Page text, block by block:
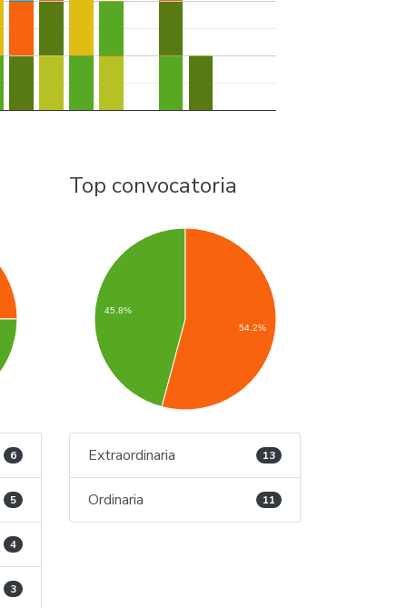
6
5
4
3
Top convocatoria
45.8%
54.2%
Extraordinaria 13
Ordinaria 11